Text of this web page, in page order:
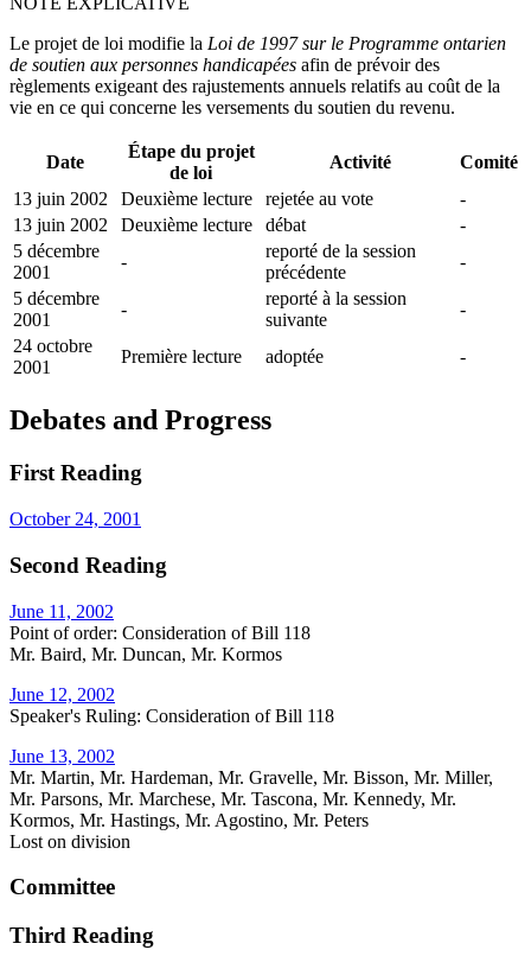
Le projet de loi modifie la Loi de 1997 sur le Programme ontarien
de soutien aux personnes handicapées afin de prévoir des
règlements exigeant des rajustements annuels relatifs au coût de la
vie en ce qui concerne les versements du soutien du revenu.
Date
Étape du projet
de loi
Activité
Comité
13 juin 2002
Deuxième lecture rejetée au vote
-
13 juin 2002
Deuxième lecture débat
-
5 décembre
2001
-
reporté de la session
précédente
-
5 décembre
2001
-
reporté à la session
suivante
-
24 octobre
2001
Première lecture adoptée -
Debates and Progress
First Reading
October 24, 2001
Second Reading
June 11, 2002
Point of order: Consideration of Bill 118
Mr. Baird, Mr. Duncan, Mr. Kormos
June 12, 2002
Speaker's Ruling: Consideration of Bill 118
June 13, 2002
Mr. Martin, Mr. Hardeman, Mr. Gravelle, Mr. Bisson, Mr. Miller,
Mr. Parsons, Mr. Marchese, Mr. Tascona, Mr. Kennedy, Mr.
Kormos, Mr. Hastings, Mr. Agostino, Mr. Peters
Lost on division
Committee
Third Reading